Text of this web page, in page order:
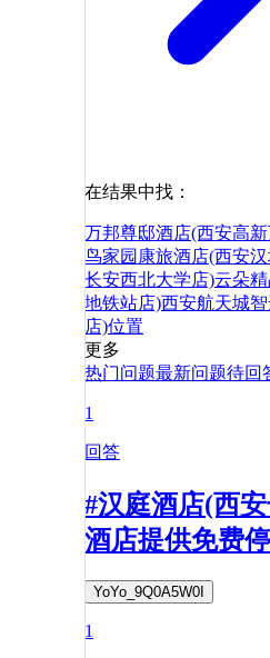
在结果中找：
万邦尊邸酒店(西安高
鸟家园康旅酒店(西安
长安西北大学店)云朵
地铁站店)西安航天城
店)位置
更多
热门问题最新问题待回
1
回答
#汉庭酒店(西
酒店提供免费
YoYo_9Q0A5W0I
1